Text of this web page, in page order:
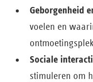
Geborgenheid
voelen en
Sociale
stimuleren om